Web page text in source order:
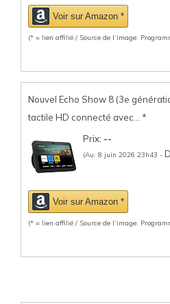
Voir sur Amazon *
(* = lien affilié / Source de l’image:
Nouvel Echo Show 8 (3e
tactile HD connecté avec... *
Prix: --
(Au: 8 juin 2026 23h43 -
Voir sur Amazon *
(* = lien affilié / Source de l’image: